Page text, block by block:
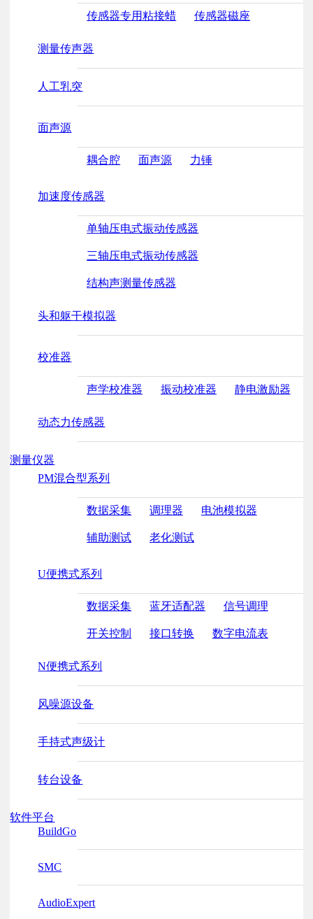
传感器专用粘接蜡 传感器磁座
测量传声器
人工乳突
面声源
耦合腔 面声源 力锤
加速度传感器
单轴压电式振动传感器
三轴压电式振动传感器
结构声测量传感器
头和躯干模拟器
校准器
声学校准器 振动校准器 静电激励器
动态力传感器
测量仪器
PM混合型系列
数据采集 调理器 电池模拟器
辅助测试 老化测试
U便携式系列
数据采集 蓝牙适配器 信号调理
开关控制 接口转换 数字电流表
N便携式系列
风噪源设备
手持式声级计
转台设备
软件平台
BuildGo
SMC
AudioExpert